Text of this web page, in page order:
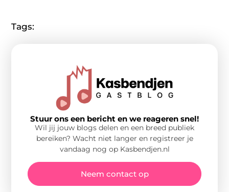
Tags:
Stuur ons een bericht en we reageren snel!
Wil jij jouw blogs delen en een breed publiek
bereiken? Wacht niet langer en registreer je
vandaag nog op Kasbendjen.nl
Neem contact op